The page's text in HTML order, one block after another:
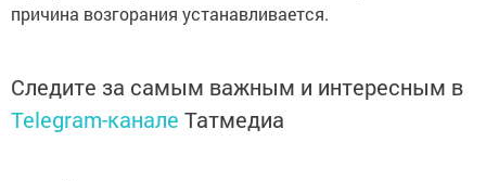
причина возгорания устанавливается.
Следите за самым важным и интересным в
Telegram-канале Татмедиа